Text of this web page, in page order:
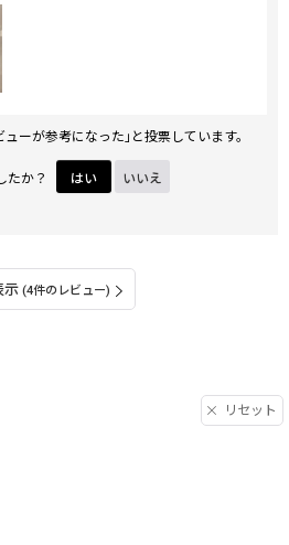
愛用していますが、コロナ禍で、
買い物したいので、小さめのを探
レゼントに夫と娘が買ってあげる
させていただきました。
来たら、また違う柄で購入したい
メールが来るを楽しみにしていま
ーが参考になった｣と投票しています。
たか？ はい いいえ
示 (4件のレビュー)
リセット